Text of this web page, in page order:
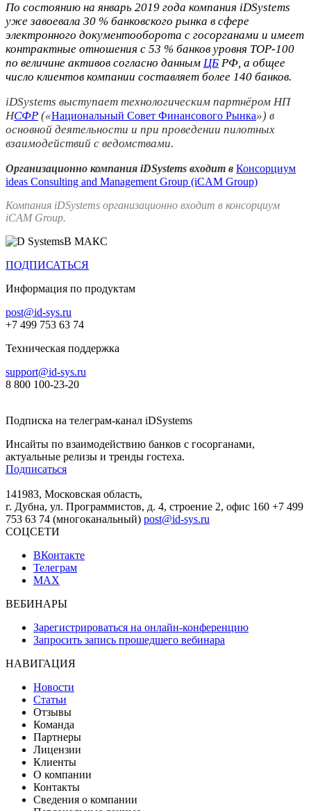
По состоянию на январь 2019 года компания iDSystems
уже завоевала 30 % банковского рынка в сфере
электронного документооборота с госорганами и имеет
контрактные отношения с 53 % банков уровня TOP-100
по величине активов согласно данным ЦБ РФ, а общее
число клиентов компании составляет более 140 банков.
iDSystems выступает технологическим партнёром НП
НСФР («Национальный Совет Финансового Рынка») в
основной деятельности и при проведении пилотных
взаимодействий с ведомствами.
Организационно компания iDSystems входит в Консорциум
ideas Consulting and Management Group (iCAM Group)
Компания iDSystems организационно входит в консорциум
iCAM Group.
В МАКС
ПОДПИСАТЬСЯ
Информация по продуктам
post@id-sys.ru
+7 499 753 63 74
Техническая поддержка
support@id-sys.ru
8 800 100-23-20
Подписка на телеграм-канал iDSystems
Инсайты по взаимодействию банков с госорганами,
актуальные релизы и тренды гостеха.
Подписаться
141983, Московская область,
г. Дубна, ул. Программистов, д. 4, строение 2, офис 160 +7 499
753 63 74 (многоканальный) post@id-sys.ru
СОЦСЕТИ
ВКонтакте
Телеграм
MAX
ВЕБИНАРЫ
Зарегистрироваться на онлайн-конференцию
Запросить запись прошедшего вебинара
НАВИГАЦИЯ
Новости
Статьи
Отзывы
Команда
Партнеры
Лицензии
Клиенты
О компании
Контакты
Сведения о компании